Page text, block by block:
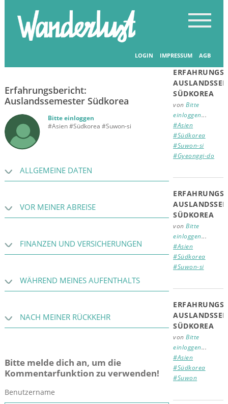
LOGIN IMPRESSUM AGB
Startseite - Erfahrungsberichte Erfahrungsberichte
Erfahrungsbericht:
Auslandssemester Südkorea
Bitte einloggen
#Asien #Südkorea #Suwon-si
ALLGEMEINE DATEN
VOR MEINER ABREISE
FINANZEN UND VERSICHERUNGEN
WÄHREND MEINES AUFENTHALTS
NACH MEINER RÜCKKEHR
Bitte melde dich an, um die
Kommentarfunktion zu verwenden!
Benutzername
Beiträge
SÜDKOREA
vonBitte
einloggen...
#Asien
#Südkorea
#Suwon-si
#Gyeonggi-do
SÜDKOREA
vonBitte
einloggen...
#Asien
#Südkorea
#Suwon-si
SÜDKOREA
vonBitte
einloggen...
#Asien
#Südkorea
#Suwon